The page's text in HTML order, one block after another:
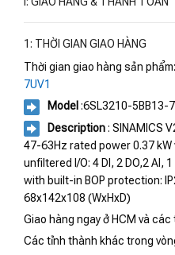
1: THỜI GIAN GIAO HÀNG
Thời gian giao hàng sản phẩm:
7UV1
Model :6SL3210-5BB13-
Description: SINAMICS
47-63Hz rated power 0.37
unfiltered I/O: 4 DI, 2 DO,2 AI,
with built-in BOP protection:
68x142x108 (WxHxD)
Giao hàng ngay ở HCM và
Các tỉnh thành khác trong